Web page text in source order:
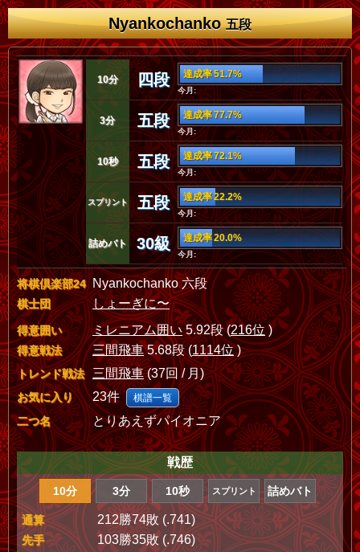
Nyankochanko五段
10分 四段 達成率 51.7%
今月:
3分 五段 達成率 77.7%
今月:
10秒 五段 達成率 72.1%
今月:
スプリント 五段 達成率 22.2%
今月:
詰めバト 30級 達成率 20.0%
今月:
将棋倶楽部24 Nyankochanko 六段
棋士団 しょーぎに〜
得意囲い ミレニアム囲い5.92段 (216位)
得意戦法 三間飛車5.68段 (1114位)
トレンド戦法 三間飛車(37回 / 月)
お気に入り 23件 棋譜一覧
二つ名 とりあえずパイオニア
戦歴
10分 3分 10秒 スプリント 詰めバト
通算 212勝74敗 (.741)
先手 103勝35敗 (.746)